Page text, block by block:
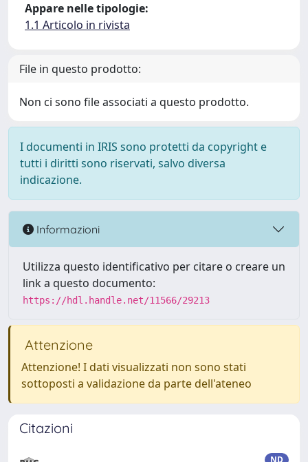
Appare nelle tipologie:
1.1 Articolo in rivista
File in questo prodotto:
Non ci sono file associati a questo prodotto.
I documenti in IRIS sono protetti da copyright e
tutti i diritti sono riservati, salvo diversa
indicazione.
Informazioni
Utilizza questo identificativo per citare o creare un
link a questo documento:
https://hdl.handle.net/11566/29213
Attenzione
Attenzione! I dati visualizzati non sono stati
sottoposti a validazione da parte dell'ateneo
Citazioni